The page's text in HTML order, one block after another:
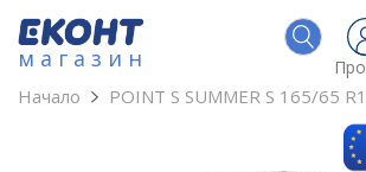
магазин
Начало POINT S SUMMER S 165/65